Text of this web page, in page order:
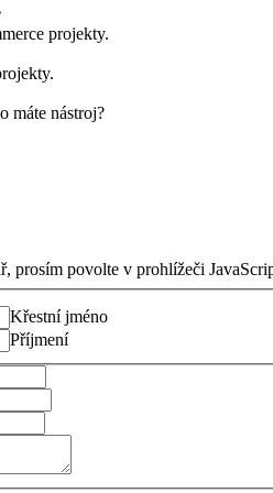
projekty.
máte nástroj?
prosím povolte v prohlížeči
Křestní jméno
Příjmení